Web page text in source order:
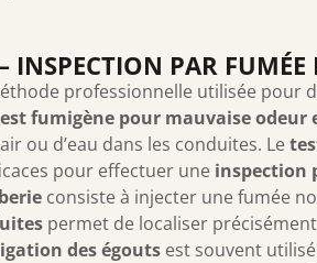
INSPECTION PAR
professionnelle utilisée pour
fumigène pour mauvaise odeur
ou d’eau dans les conduites. Le
pour effectuer une inspection
consiste à injecter une fumée
permet de localiser
des égouts est souvent